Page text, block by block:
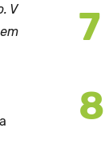
V
7
8